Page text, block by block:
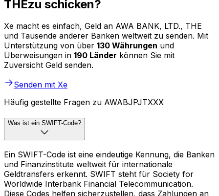
THEzu schicken?
Xe macht es einfach, Geld an AWA BANK, LTD., THE
und Tausende anderer Banken weltweit zu senden. Mit
Unterstützung von über 130 Währungen und
Überweisungen in 190 Länder können Sie mit
Zuversicht Geld senden.
Senden mit Xe
Häufig gestellte Fragen zu AWABJPJTXXX
Was ist ein SWIFT-Code?
Ein SWIFT-Code ist eine eindeutige Kennung, die Banken
und Finanzinstitute weltweit für internationale
Geldtransfers erkennt. SWIFT steht für Society for
Worldwide Interbank Financial Telecommunication.
Diese Codes helfen sicherzustellen, dass Zahlungen an